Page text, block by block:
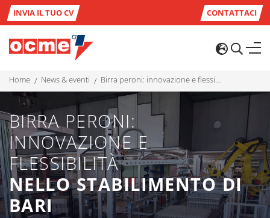
INVIA IL TUO CV CONTATTACI
home news & eventi birra peroni: innovazione e flessibilità nello stabilimento di bari
BIRRA PERONI:
INNOVAZIONE E
FLESSIBILITÀ
NELLO STABILIMENTO DI
BARI